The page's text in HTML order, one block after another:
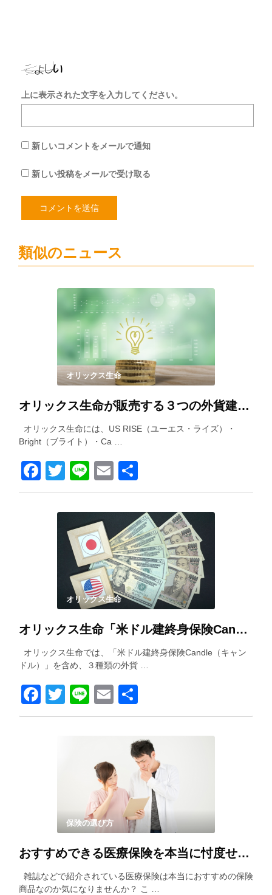
上に表示された文字を入力してください。
新しいコメントをメールで通知
新しい投稿をメールで受け取る
類似のニュース
オリックス生命
オリックス生命が販売する３つの外貨建て保険を徹底比較！
オリックス生命には、US RISE（ユーエス・ライズ）・
Bright（ブライト）・Ca …
Facebook
Twitter
LineEmail
有
オリックス生命
オリックス生命「米ドル建終身保険Candle（キャンドル）」を解説！
オリックス生命では、「米ドル建終身保険Candle（キャン
ドル）」を含め、３種類の外貨 …
Facebook
Twitter
LineEmail
有
保険の選び方
おすすめできる医療保険を本当に忖度せずに紹介します！！
雑誌などで紹介されている医療保険は本当におすすめの保険
商品なのか気になりませんか？ こ …